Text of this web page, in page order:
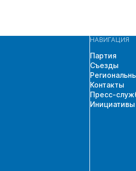
НАВИГАЦИЯ
Партия
Съезды
Контакты
Пресс-
Инициативы